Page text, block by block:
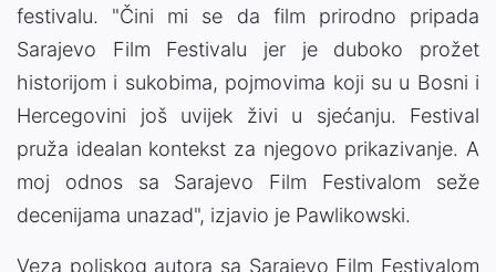
festivalu. "Čini mi se da film prirodno pripada
Sarajevo Film Festivalu jer je duboko prožet
historijom i sukobima, pojmovima koji su u Bosni i
Hercegovini još uvijek živi u sjećanju. Festival
pruža idealan kontekst za njegovo prikazivanje. A
moj odnos sa Sarajevo Film Festivalom seže
decenijama unazad", izjavio je Pawlikowski.
Veza poljskog autora sa Sarajevo Film Festivalom